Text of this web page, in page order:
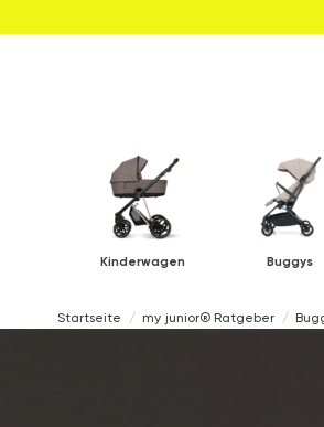
Kinderwagen Buggys
Startseite my junior® Ratgeber